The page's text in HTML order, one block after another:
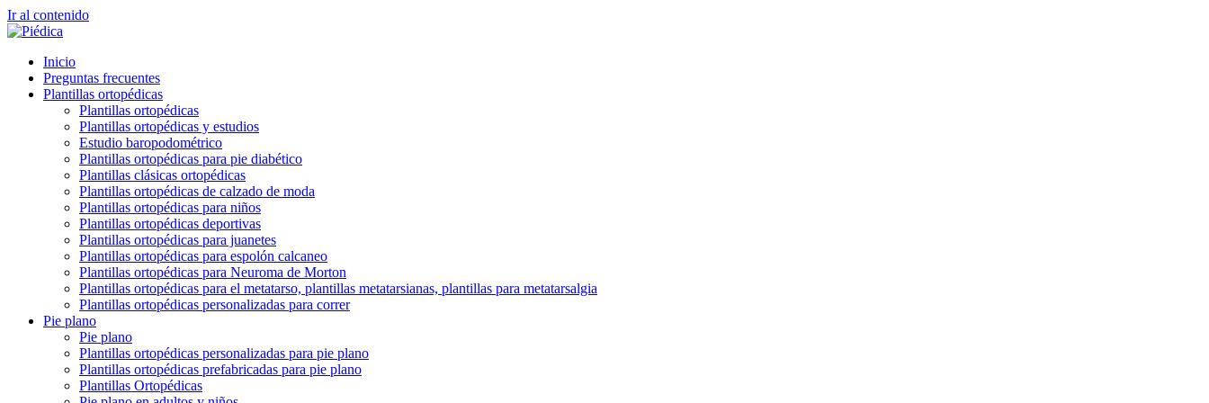
Ir al contenido
Inicio
Preguntas frecuentes
Plantillas ortopédicas
Plantillas ortopédicas
Plantillas ortopédicas y estudios
Estudio baropodométrico
Plantillas ortopédicas para pie diabético
Plantillas clásicas ortopédicas
Plantillas ortopédicas de calzado de moda
Plantillas ortopédicas para niños
Plantillas ortopédicas deportivas
Plantillas ortopédicas para juanetes
Plantillas ortopédicas para espolón calcaneo
Plantillas ortopédicas para Neuroma de Morton
Plantillas ortopédicas para el metatarso, plantillas metatarsianas, plantillas para metatarsalgia
Plantillas ortopédicas personalizadas para correr
Pie plano
Pie plano
Plantillas ortopédicas personalizadas para pie plano
Plantillas ortopédicas prefabricadas para pie plano
Plantillas Ortopédicas